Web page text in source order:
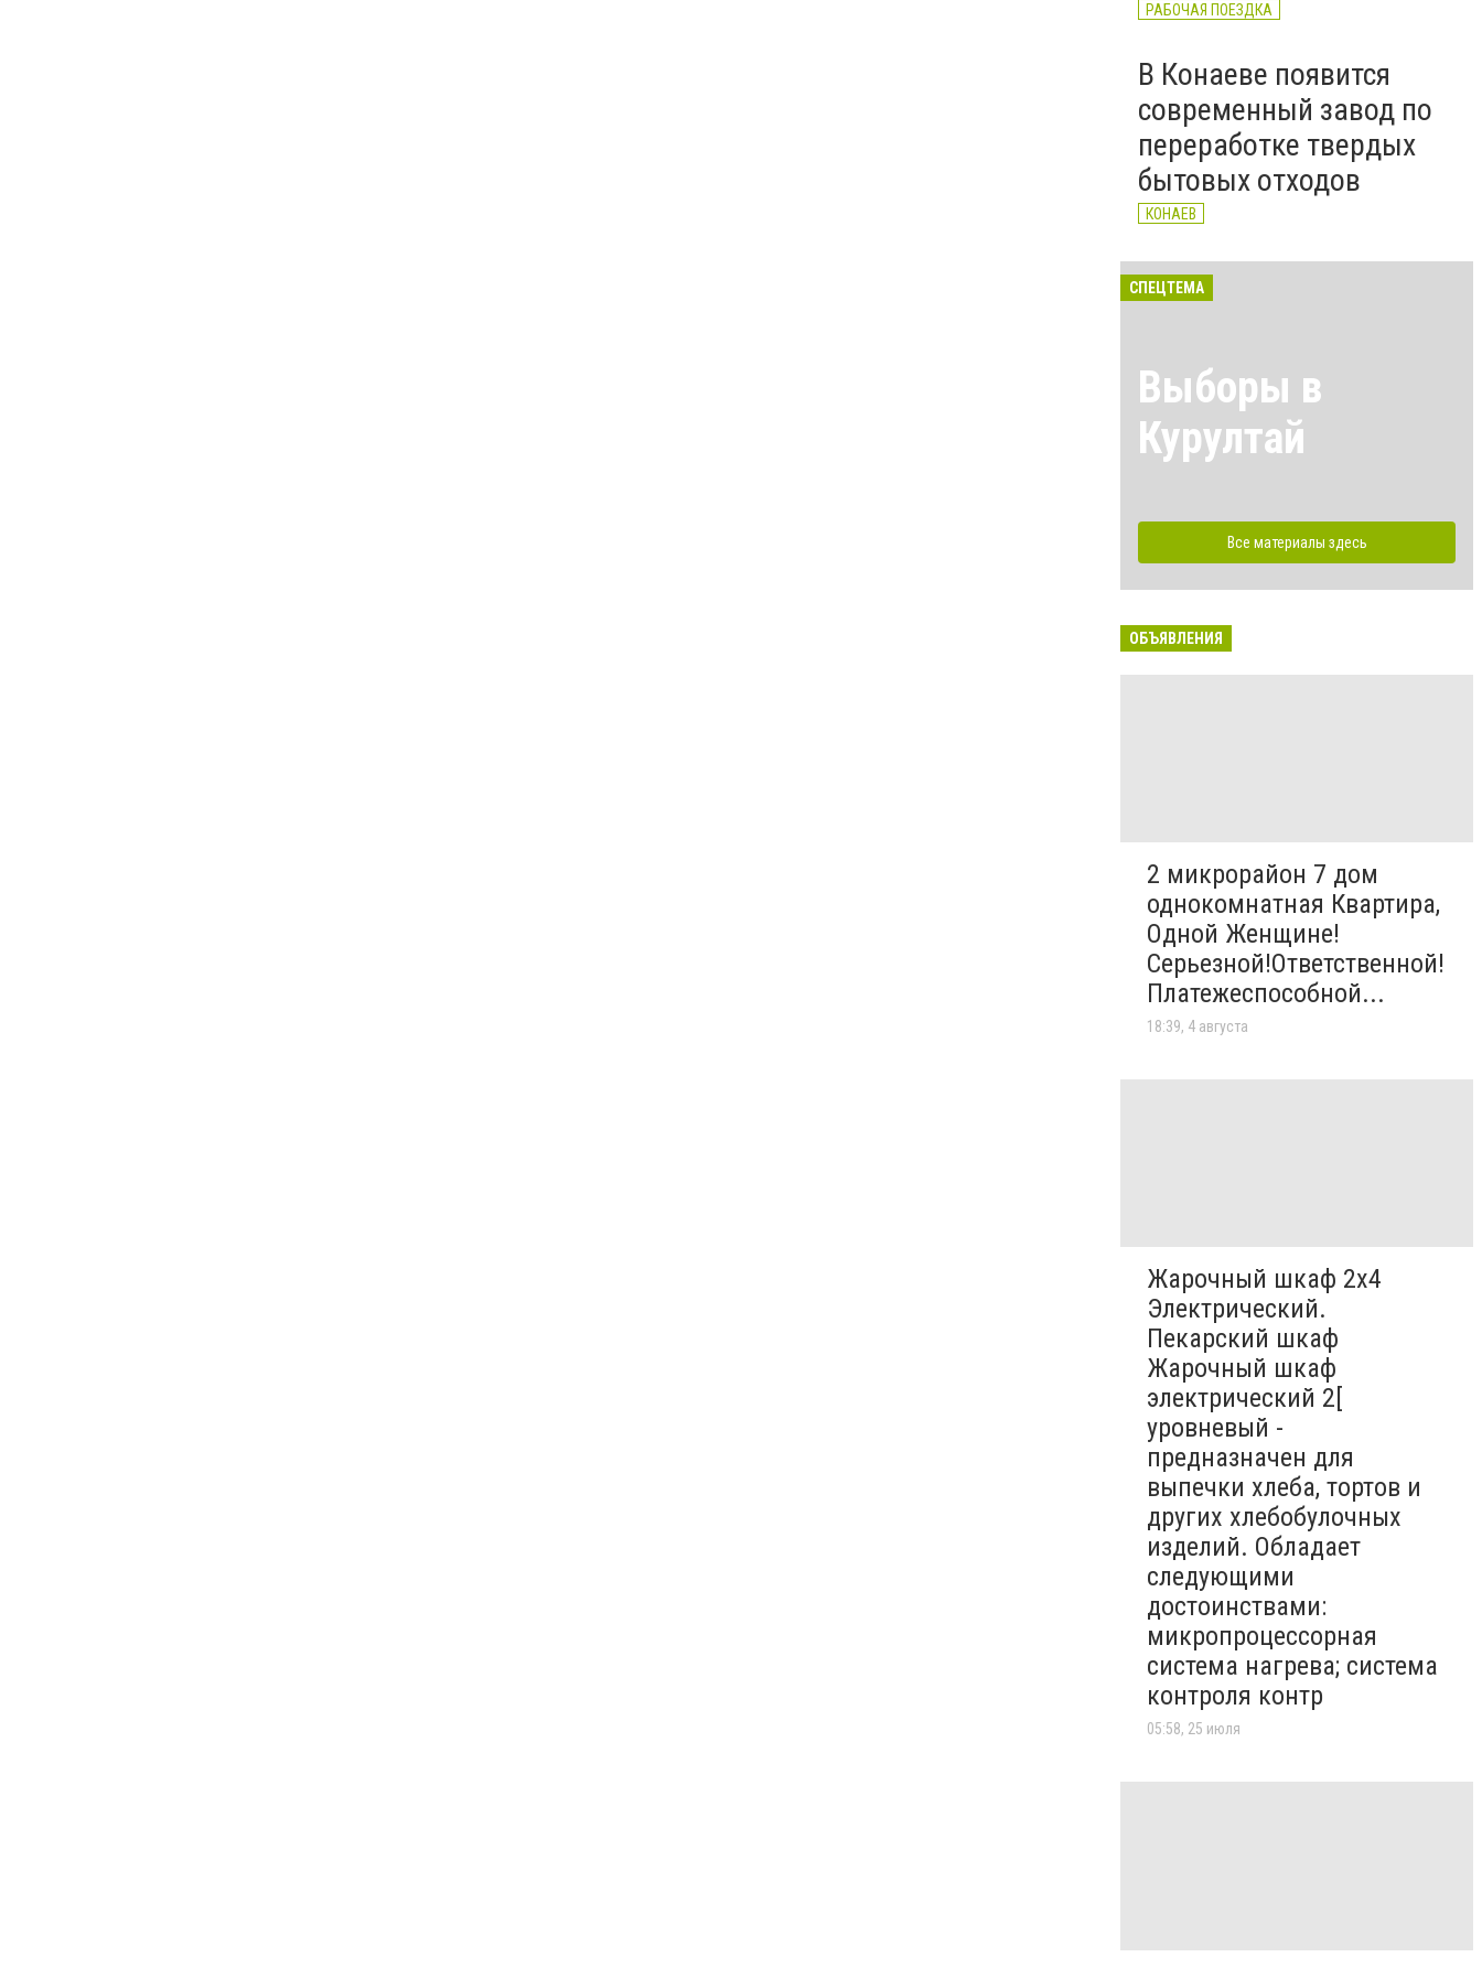
РАБОЧАЯ ПОЕЗДКА
В Конаеве появится
современный завод по
переработке твердых
бытовых отходов
КОНАЕВ
СПЕЦТЕМА
Выборы в
Курултай
Все материалы здесь
ОБЪЯВЛЕНИЯ
2 микрорайон 7 дом
однокомнатная Квартира,
Одной Женщине!
Серьезной!Ответственной!
Платежеспособной...
18:39, 4 августа
Жарочный шкаф 2х4
Электрический.
Пекарский шкаф
Жарочный шкаф
электрический 2[
уровневый -
предназначен для
выпечки хлеба, тортов и
других хлебобулочных
изделий. Обладает
следующими
достоинствами:
микропроцессорная
система нагрева; система
контроля контр
05:58, 25 июля